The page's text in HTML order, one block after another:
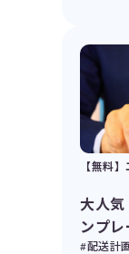
【無料
大人
ンプ
#配送計